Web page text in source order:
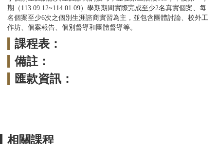
期（113.09.12~114.01.09）學期期間實際完成至少2名真實個案、每
名個案至少6次之個別生涯諮商實習為主，並包含團體討論、校外工
作坊、個案報告、個別督導和團體督導等。
課程表：
備註：
匯款資訊：
相關課程